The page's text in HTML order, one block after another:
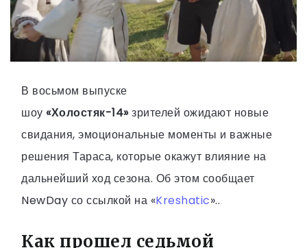
В восьмом выпуске
шоу «Холостяк-14»зрителей ожидают новые
свидания, эмоциональные моменты и важные
решения Тараса, которые окажут влияние на
дальнейший ход сезона. Об этом сообщает
NewDay со ссылкой на «Kreshatic»..
Как прошел седьмой